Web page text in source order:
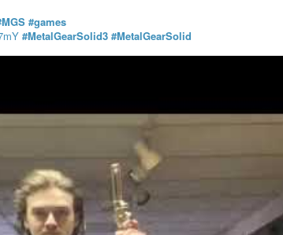
#games
#MetalGearSolid3 #MetalGearSolid